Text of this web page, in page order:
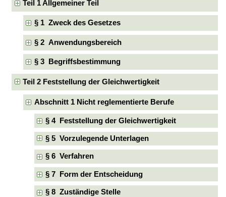
Teil 1 Allgemeiner Teil
§ 1 Zweck des Gesetzes
§ 2 Anwendungsbereich
§ 3 Begriffsbestimmung
Teil 2 Feststellung der Gleichwertigkeit
Abschnitt 1 Nicht reglementierte Berufe
§ 4 Feststellung der Gleichwertigkeit
§ 5 Vorzulegende Unterlagen
§ 6 Verfahren
§ 7 Form der Entscheidung
§ 8 Zuständige Stelle